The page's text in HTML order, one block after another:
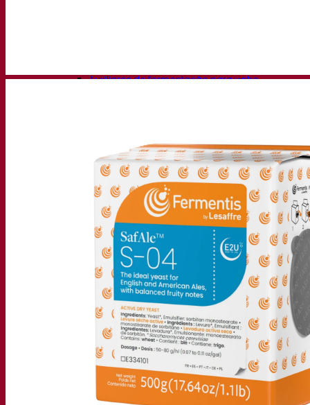
Auxiliares de fermentação para vinho
Levedura seca ativa para destilados
Outras bebidas
Base de Álcool Neutro
Kvas
Sorghum
Café
Fermentis Academy
Sobre a Academia Fermentis
Gravações de webinars
Centro de conhecimento
Percepções de especialistas
Documentations
Fermentis app
Pesquisar por: